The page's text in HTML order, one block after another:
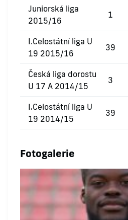
Juniorská liga
2015/16
1
I.Celostátní liga U
19 2015/16
39
Česká liga dorostu
U 17 A 2014/15
3
I.Celostátní liga U
19 2014/15
39
Fotogalerie